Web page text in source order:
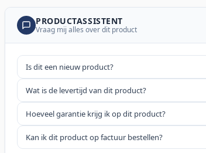
PRODUCTASSISTENT
Vraag mij alles over dit product
Is dit een nieuw product?
Wat is de levertijd van dit product?
Hoeveel garantie krijg ik op dit product?
Kan ik dit product op factuur bestellen?